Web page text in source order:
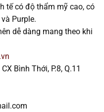
tế có độ thẩm mỹ cao, có
Purple.
dễ dàng mang theo khi
Bình Thới, P.8, Q.11